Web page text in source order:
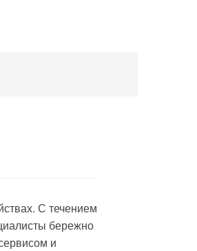
С течением
бережно
и